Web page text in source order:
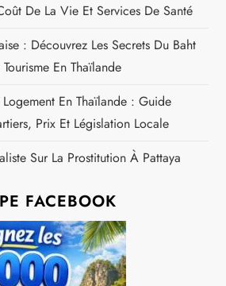
De La Vie Et Services De Santé
: Découvrez Les Secrets Du Baht
En Thaïlande
En Thaïlande : Guide
Prix Et Législation Locale
Sur La Prostitution À Pattaya
FACEBOOK